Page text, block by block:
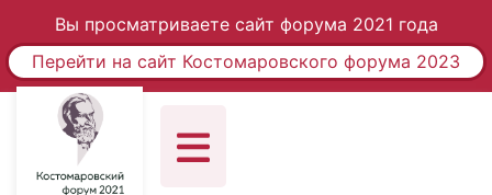
Вы просматриваете сайт форума 2021 года
Перейти на сайт Костомаровского форума 2023